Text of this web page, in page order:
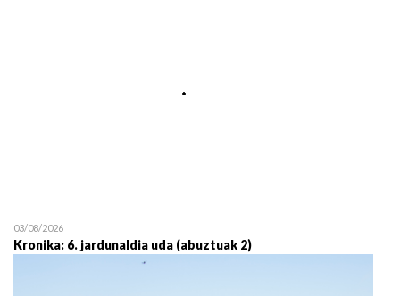
19/07 11:30
03/08/2026
Kronika: 6. jardunaldia uda (abuztuak 2)